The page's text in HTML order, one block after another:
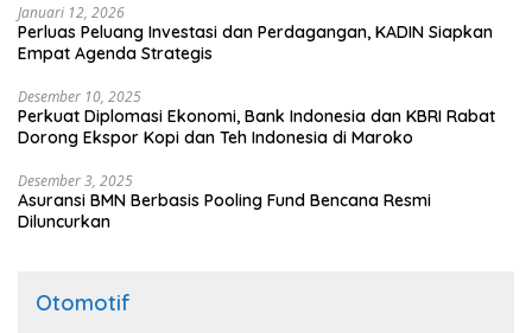
Januari 12, 2026
Perluas Peluang Investasi dan Perdagangan, KADIN Siapkan
Empat Agenda Strategis
Desember 10, 2025
Perkuat Diplomasi Ekonomi, Bank Indonesia dan KBRI Rabat
Dorong Ekspor Kopi dan Teh Indonesia di Maroko
Desember 3, 2025
Asuransi BMN Berbasis Pooling Fund Bencana Resmi
Diluncurkan
Otomotif